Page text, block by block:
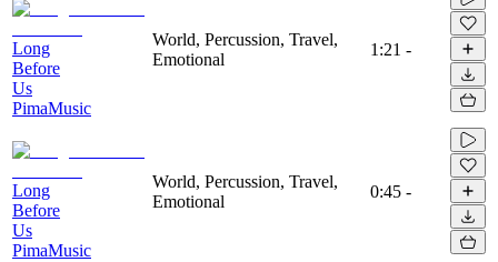
Long
Before
Us
PimaMusic
World, Percussion, Travel,
Emotional
1:21 -
Long
Before
Us
PimaMusic
World, Percussion, Travel,
Emotional
0:45 -